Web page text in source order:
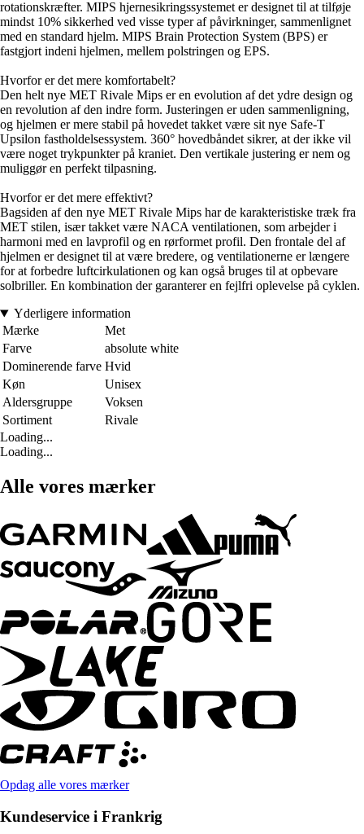
rotationskræfter. MIPS hjernesikringssystemet er designet til at tilføje
mindst 10% sikkerhed ved visse typer af påvirkninger, sammenlignet
med en standard hjelm. MIPS Brain Protection System (BPS) er
fastgjort indeni hjelmen, mellem polstringen og EPS.
Hvorfor er det mere komfortabelt?
Den helt nye MET Rivale Mips er en evolution af det ydre design og
en revolution af den indre form. Justeringen er uden sammenligning,
og hjelmen er mere stabil på hovedet takket være sit nye Safe-T
Upsilon fastholdelsessystem. 360° hovedbåndet sikrer, at der ikke vil
være noget trykpunkter på kraniet. Den vertikale justering er nem og
muliggør en perfekt tilpasning.
Hvorfor er det mere effektivt?
Bagsiden af den nye MET Rivale Mips har de karakteristiske træk fra
MET stilen, især takket være NACA ventilationen, som arbejder i
harmoni med en lavprofil og en rørformet profil. Den frontale del af
hjelmen er designet til at være bredere, og ventilationerne er længere
for at forbedre luftcirkulationen og kan også bruges til at opbevare
solbriller. En kombination der garanterer en fejlfri oplevelse på cyklen.
Yderligere information
Mærke
Met
Farve
absolute white
Dominerende farve Hvid
Køn
Unisex
Aldersgruppe
Voksen
Sortiment
Rivale
Loading...
Loading...
Alle vores mærker
Opdag alle vores mærker
Kundeservice i Frankrig